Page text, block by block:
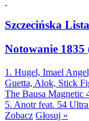
Szczecińska
Notowanie 1835
1. Hugel, Imael
Guetta, Alok, Stick
The Bausa Magnetic
5. Anotr feat. 54 Ultra
Zobacz Głosuj »